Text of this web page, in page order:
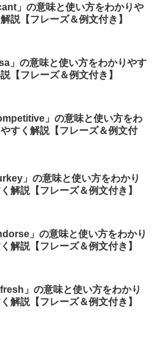
」の意味と使い方をわかりや
説【フレーズ＆例文付き】
」の意味と使い方をわかりやす
説【フレーズ＆例文付き】
」の意味と使い方をわ
すく解説【フレーズ＆例文付
」の意味と使い方をわかり
解説【フレーズ＆例文付き】
」の意味と使い方をわかり
解説【フレーズ＆例文付き】
」の意味と使い方をわかり
解説【フレーズ＆例文付き】